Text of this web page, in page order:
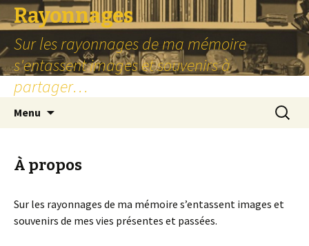
Rayonnages
Sur les rayonnages de ma mémoire
s'entassent images et souvenirs à
partager…
Menu
À propos
Sur les rayonnages de ma mémoire s’entassent images et
souvenirs de mes vies présentes et passées.